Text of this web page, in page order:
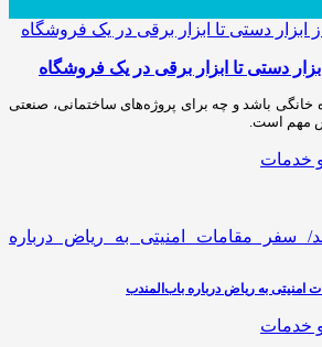
دستی تا ابزار برقی در یک فروشگاه
خانگی باشد و چه برای پروژه‌های ساختمانی، صنعتی
مهم است.
خدمات
به ریاض درباره باب‌المندب
خدمات